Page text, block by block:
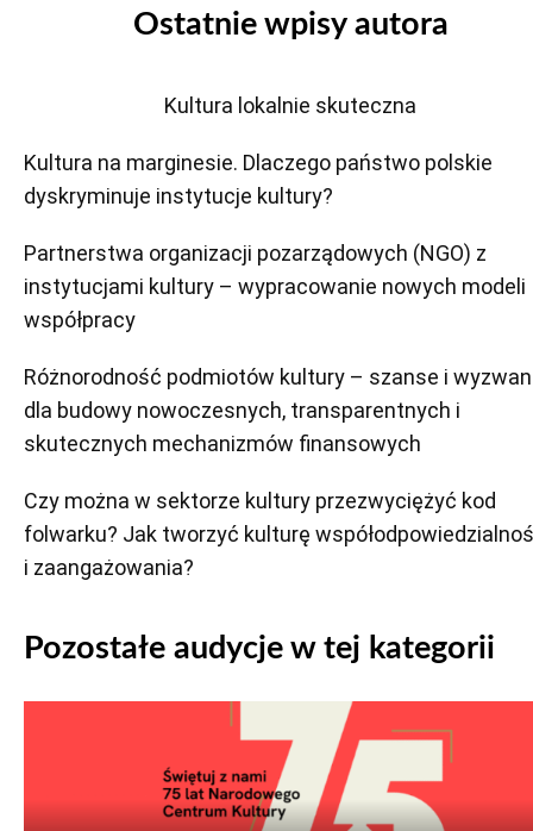
Ostatnie wpisy autora
Kultura lokalnie skuteczna
Kultura na marginesie. Dlaczego państwo polskie
dyskryminuje instytucje kultury?
Partnerstwa organizacji pozarządowych (NGO) z
instytucjami kultury – wypracowanie nowych modeli
współpracy
Różnorodność podmiotów kultury – szanse i
dla budowy nowoczesnych, transparentnych i
skutecznych mechanizmów finansowych
Czy można w sektorze kultury przezwyciężyć kod
folwarku? Jak tworzyć kulturę
i zaangażowania?
Pozostałe audycje w tej kategorii